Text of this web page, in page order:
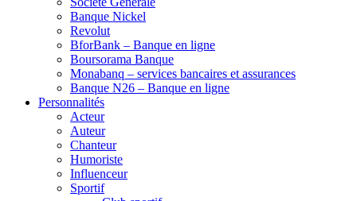
Banque Nickel
Revolut
BforBank – Banque en ligne
Boursorama Banque
Monabanq – services bancaires et assurances
Banque N26 – Banque en ligne
Personnalités
Acteur
Auteur
Chanteur
Humoriste
Influenceur
Sportif